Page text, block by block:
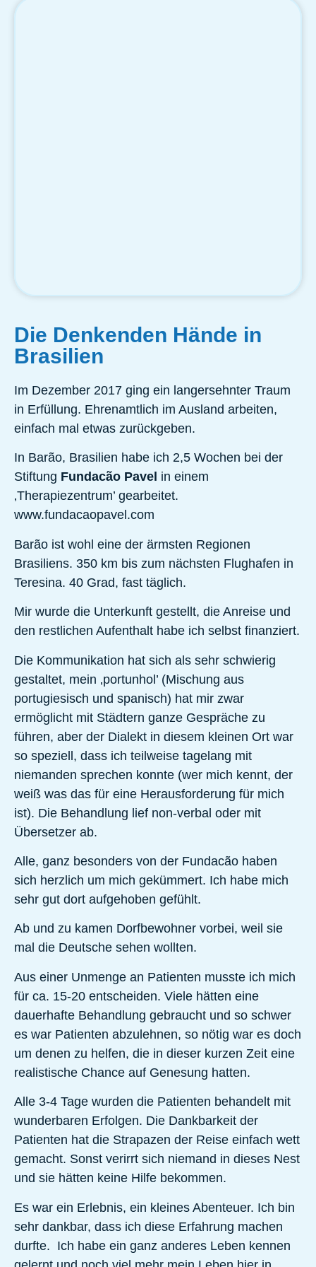
Die Denkenden Hände in
Brasilien
Im Dezember 2017 ging ein langersehnter Traum
in Erfüllung. Ehrenamtlich im Ausland arbeiten,
einfach mal etwas zurückgeben.
In Barão, Brasilien habe ich 2,5 Wochen bei der
Stiftung Fundacão Pavel in einem
‚Therapiezentrum’ gearbeitet.
www.fundacaopavel.com
Barão ist wohl eine der ärmsten Regionen
Brasiliens. 350 km bis zum nächsten Flughafen in
Teresina. 40 Grad, fast täglich.
Mir wurde die Unterkunft gestellt, die Anreise und
den restlichen Aufenthalt habe ich selbst finanziert.
Die Kommunikation hat sich als sehr schwierig
gestaltet, mein ‚portunhol’ (Mischung aus
portugiesisch und spanisch) hat mir zwar
ermöglicht mit Städtern ganze Gespräche zu
führen, aber der Dialekt in diesem kleinen Ort war
so speziell, dass ich teilweise tagelang mit
niemanden sprechen konnte (wer mich kennt, der
weiß was das für eine Herausforderung für mich
ist). Die Behandlung lief non-verbal oder mit
Übersetzer ab.
Alle, ganz besonders von der Fundacão haben
sich herzlich um mich gekümmert. Ich habe mich
sehr gut dort aufgehoben gefühlt.
Ab und zu kamen Dorfbewohner vorbei, weil sie
mal die Deutsche sehen wollten.
Aus einer Unmenge an Patienten musste ich mich
für ca. 15-20 entscheiden. Viele hätten eine
dauerhafte Behandlung gebraucht und so schwer
es war Patienten abzulehnen, so nötig war es doch
um denen zu helfen, die in dieser kurzen Zeit eine
realistische Chance auf Genesung hatten.
Alle 3-4 Tage wurden die Patienten behandelt mit
wunderbaren Erfolgen. Die Dankbarkeit der
Patienten hat die Strapazen der Reise einfach wett
gemacht. Sonst verirrt sich niemand in dieses Nest
und sie hätten keine Hilfe bekommen.
Es war ein Erlebnis, ein kleines Abenteuer. Ich bin
sehr dankbar, dass ich diese Erfahrung machen
durfte. Ich habe ein ganz anderes Leben kennen